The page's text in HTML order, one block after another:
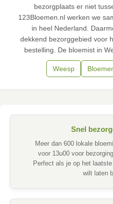
bezorgplaats er niet
123Bloemen.nl werken we
in heel Nederland.
dekkend bezorggebied voor
bestelling. De bloemist in
Weesp
Snel
Meer dan 600 lokale
voor 13u00 voor
Perfect als je op het
wilt laten